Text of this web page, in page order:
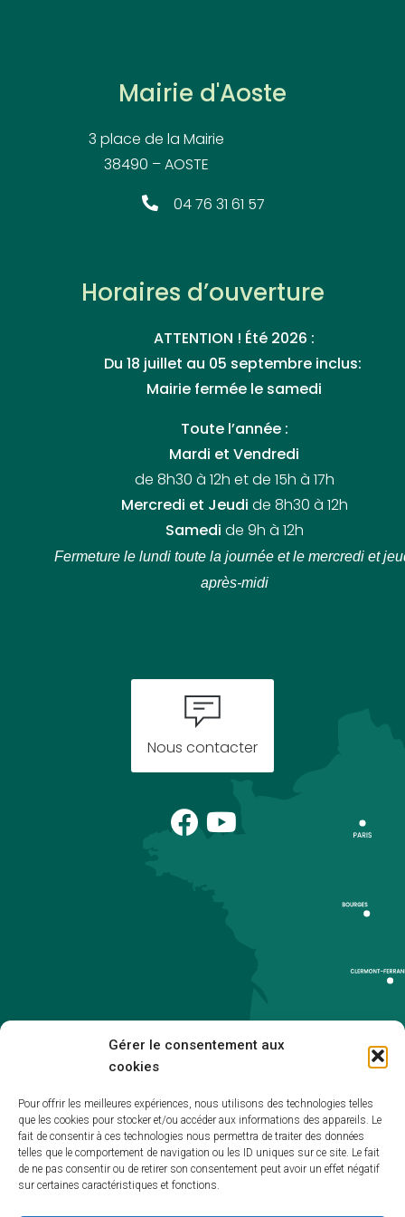
Gérer le consentement aux
cookies
Pour offrir les meilleures expériences, nous utilisons des technologies telles
que les cookies pour stocker et/ou accéder aux informations des appareils. Le
fait de consentir à ces technologies nous permettra de traiter des données
telles que le comportement de navigation ou les ID uniques sur ce site. Le fait
de ne pas consentir ou de retirer son consentement peut avoir un effet négatif
sur certaines caractéristiques et fonctions.
Mairie d'Aoste
3 place de la Mairie
38490 – AOSTE
04 76 31 61 57
Horaires d’ouverture
ATTENTION ! Été 2026 :
Du 18 juillet au 05 septembre inclus:
Mairie fermée le samedi
Toute l’année :
Mardi et Vendredi
de 8h30 à 12h et de 15h à 17h
Mercredi et Jeudi de 8h30 à 12h
Samedi de 9h à 12h
Fermeture le lundi toute la journée et le mercredi et
après-midi
Nous contacter
Accessibilité